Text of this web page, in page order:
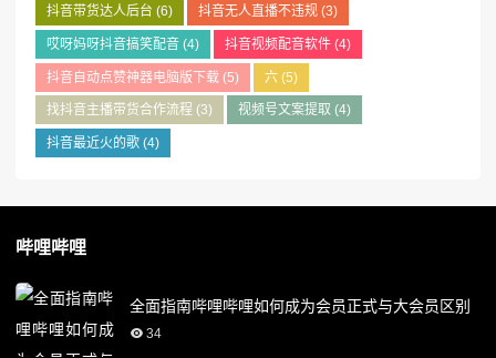
抖音带货达人后台 (6) 抖音无人直播不违规 (3)
哎呀妈呀抖音搞笑配音(4) 抖音视频配音软件 (4)
抖音自动点赞神器电脑版下载(5) 六 (5)
找抖音主播带货合作流程 (3) 视频号文案提取 (4)
抖音最近火的歌(4)
哔哩哔哩
全面指南哔哩哔哩如何成为会员正式与大会员区别
34